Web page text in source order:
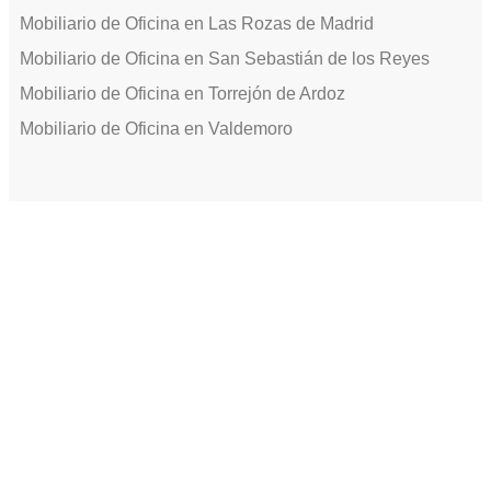
Mobiliario de Oficina en Las Rozas de Madrid
Mobiliario de Oficina en San Sebastián de los Reyes
Mobiliario de Oficina en Torrejón de Ardoz
Mobiliario de Oficina en Valdemoro